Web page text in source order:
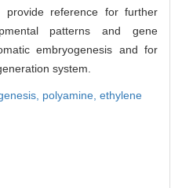
provide reference for further
patterns and gene
embryogenesis and for
system.
polyamine, ethylene